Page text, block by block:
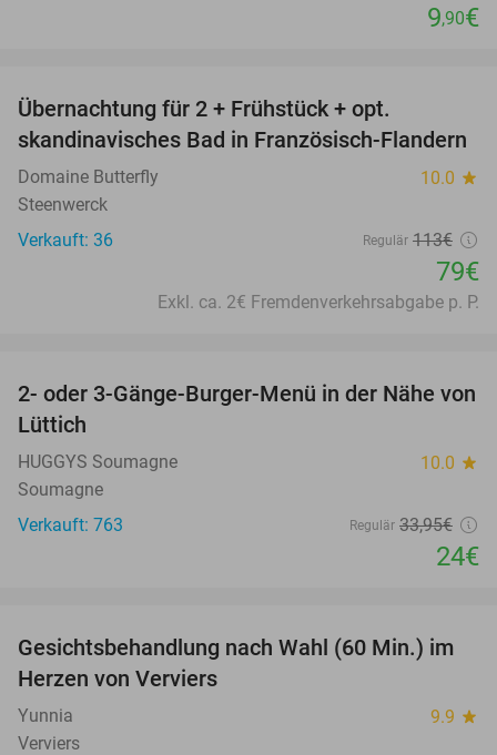
9,90€
Übernachtung für 2 + Frühstück + opt.
skandinavisches Bad in Französisch-Flandern
Domaine Butterfly 10.0 star
Steenwerck
Verkauft: 36
Regulär 113€
79€
Exkl. ca. 2€ Fremdenverkehrsabgabe p. P.
29%
2- oder 3-Gänge-Burger-Menü in der Nähe von
Lüttich
HUGGYS Soumagne 10.0 star
Soumagne
Verkauft: 763
Regulär 33,95€
24€
52%
Gesichtsbehandlung nach Wahl (60 Min.) im
Herzen von Verviers
Yunnia 9.9 star
Verviers